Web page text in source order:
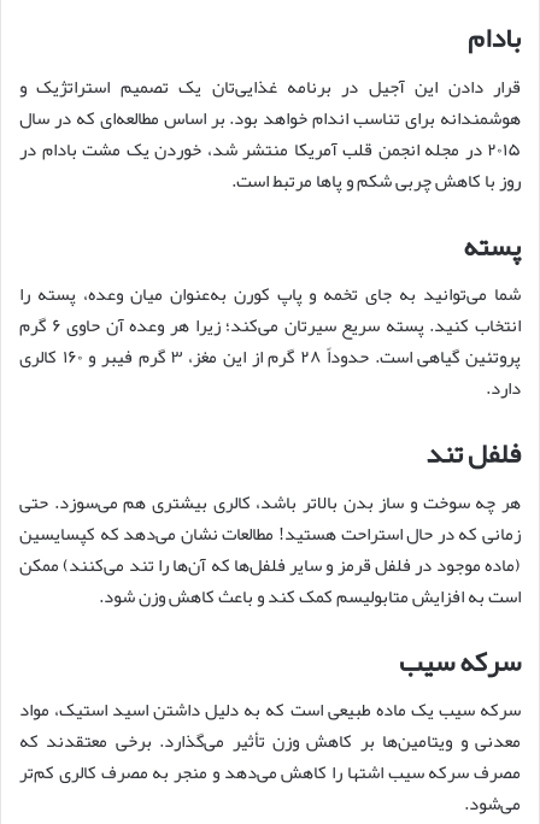
بادام
قرار دادن این آجیل در برنامه غذایی‌تان یک تصمیم استراتژیک و
هوشمندانه برای تناسب اندام خواهد بود. بر اساس مطالعه‌ای که در سال
۲۰۱۵ در مجله انجمن قلب آمریکا منتشر شد، خوردن یک مشت بادام در
روز با کاهش چربی شکم و پاها مرتبط است.
پسته
شما می‌توانید به جای تخمه و پاپ کورن به‌عنوان میان وعده، پسته را
انتخاب کنید. پسته سریع سیرتان می‌کند؛ زیرا هر وعده آن حاوی ۶ گرم
پروتئین گیاهی است. حدوداً ۲۸ گرم از این مغز، ۳ گرم فیبر و ۱۶۰ کالری
دارد.
فلفل تند
هر چه سوخت و ساز بدن بالاتر باشد، کالری بیشتری هم می‌سوزد. حتی
زمانی که در حال استراحت هستید! مطالعات نشان می‌دهد که کپسایسین
(ماده موجود در فلفل قرمز و سایر فلفل‌ها که آن‌ها را تند می‌کنند) ممکن
است به افزایش متابولیسم کمک کند و باعث کاهش وزن شود.
سرکه سیب
سرکه سیب یک ماده طبیعی است که به دلیل داشتن اسید استیک، مواد
معدنی و ویتامین‌ها بر کاهش وزن تأثیر می‌گذارد. برخی معتقدند که
مصرف سرکه سیب اشتها را کاهش می‌دهد و منجر به مصرف کالری کم‌تر
می‌شود.